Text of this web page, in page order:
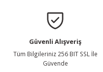
Güvenli Alışveriş
Tüm Bilgileriniz 256 BIT SSL İle
Güvende